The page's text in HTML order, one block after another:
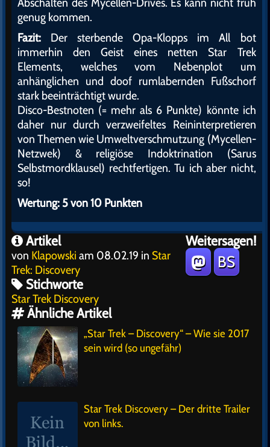
genug kommen.
Fazit: Der sterbende Opa-Klopps im All bot
immerhin den Geist eines netten Star Trek
Elements, welches vom Nebenplot um
anhänglichen und doof rumlabernden Fußschorf
stark beeinträchtigt wurde.
Disco-Bestnoten (= mehr als 6 Punkte) könnte ich
daher nur durch verzweifeltes Reininterpretieren
von Themen wie Umweltverschmutzung (Mycellen-
Netzwek) & religiöse Indoktrination (Sarus
Selbstmordklausel) rechtfertigen. Tu ich aber nicht,
so!
Wertung: 5 von 10 Punkten
Weitersagen!
BS
Artikel
von Klapowski am 08.02.19 in Star
Trek: Discovery
Stichworte
Star Trek Discovery
Ähnliche Artikel
„Star Trek – Discovery“ – Wie sie 2017
sein wird (so ungefähr)
Star Trek Discovery – Der dritte Trailer
von links.